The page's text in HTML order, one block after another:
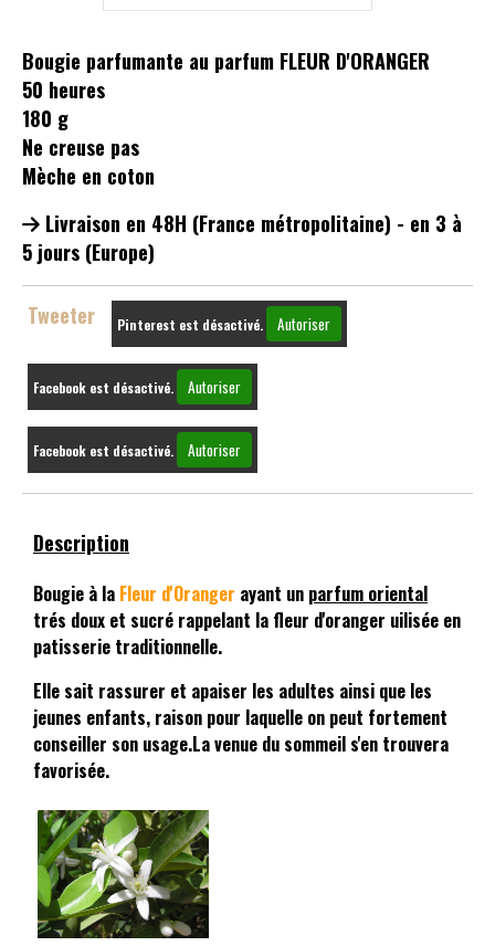
Bougie parfumante au parfum FLEUR D'ORANGER
50 heures
180 g
Ne creuse pas
Mèche en coton
Livraison en 48H (France métropolitaine) - en 3 à
5 jours (Europe)
Tweeter Pinterest est désactivé. Autoriser
Facebook est désactivé. Autoriser
Facebook est désactivé. Autoriser
Description
Bougie à la Fleur d'Oranger ayant un parfum oriental
trés doux et sucré rappelant la fleur d'oranger uilisée en
patisserie traditionnelle.
Elle sait rassurer et apaiser les adultes ainsi que les
jeunes enfants, raison pour laquelle on peut fortement
conseiller son usage.La venue du sommeil s'en trouvera
favorisée.